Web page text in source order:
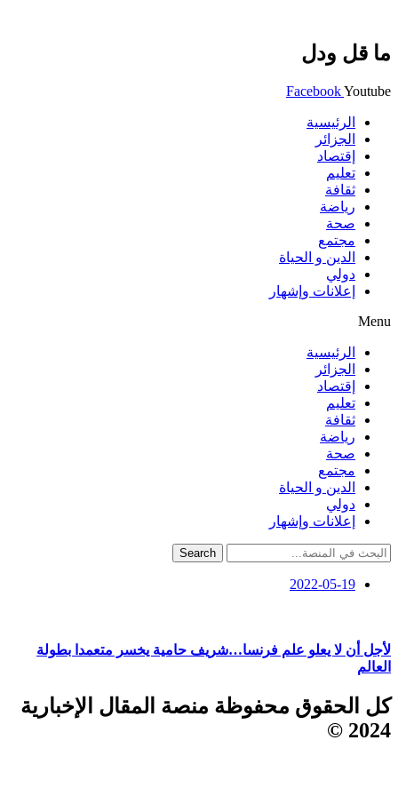
ما قل ودل
FacebookYoutube
الرئيسية
الجزائر
إقتصاد
تعليم
ثقافة
رياضة
صحة
مجتمع
الدين و الحياة
دولي
إعلانات وإشهار
Menu
الرئيسية
الجزائر
إقتصاد
تعليم
ثقافة
رياضة
صحة
مجتمع
الدين و الحياة
دولي
إعلانات وإشهار
Search
2022-05-19
لأجل أن لا يعلو علم فرنسا…شريف حامية يخسر متعمدا بطولة
العالم
كل الحقوق محفوظة منصة المقال الإخبارية
2024 ©